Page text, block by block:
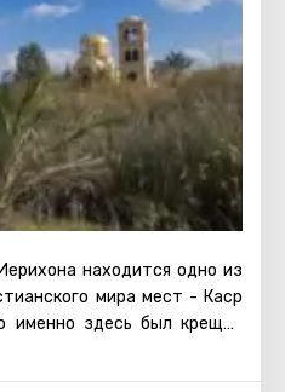
находится одно из
мира мест - Каср
именно здесь был крещен